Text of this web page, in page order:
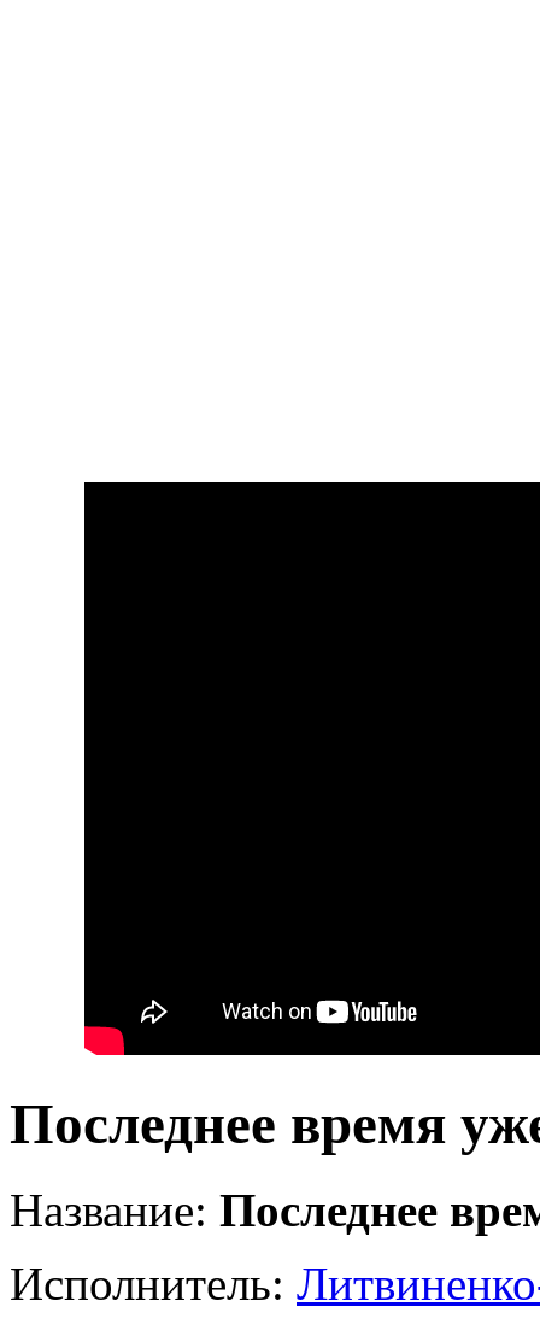
Последнее время
Название: Последнее
Исполнитель: